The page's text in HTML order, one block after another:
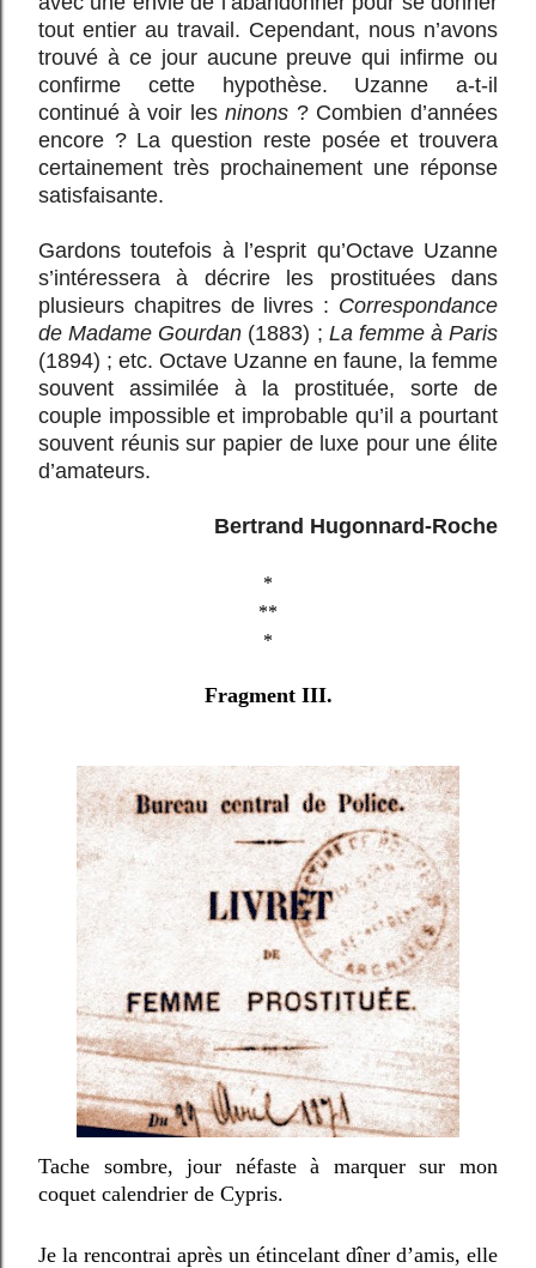
tout entier au travail. Cependant, nous n’avons
trouvé à ce jour aucune preuve qui infirme ou
confirme cette hypothèse. Uzanne a-t-il
continué à voir lesninons ? Combien d’années
encore ? La question reste posée et trouvera
certainement très prochainement une réponse
satisfaisante.
Gardons toutefois à l’esprit qu’Octave Uzanne
s’intéressera à décrire les prostituées dans
plusieurs chapitres de livres : Correspondance
de Madame Gourdan (1883) ; La femme à Paris
(1894) ; etc. Octave Uzanne en faune, la femme
souvent assimilée à la prostituée, sorte de
couple impossible et improbable qu’il a pourtant
souvent réunis sur papier de luxe pour une élite
d’amateurs.
Bertrand Hugonnard-Roche
*
**
*
Fragment III.
Tache sombre, jour néfaste à marquer sur mon
coquet calendrier de Cypris.
Je la rencontrai après un étincelant dîner d’amis, elle